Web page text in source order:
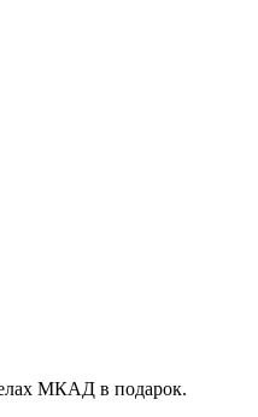
МКАД в подарок.